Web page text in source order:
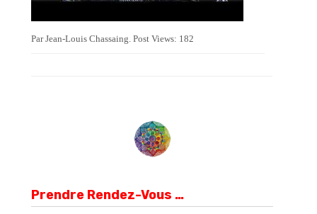
Par Jean-Louis Chassaing. Post Views: 182
Prendre Rendez-Vous …